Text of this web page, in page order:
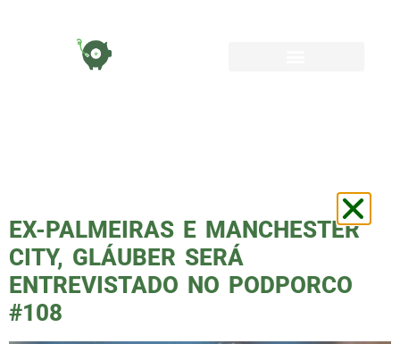
EX-PALMEIRAS E MANCHESTER
CITY, GLÁUBER SERÁ
ENTREVISTADO NO PODPORCO
#108